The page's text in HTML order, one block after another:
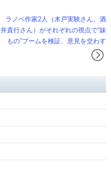
ラノベ作家2人（木戸実験さん、酒
井直行さん）がそれぞれの視点で“妹
もの”ブームを検証、意見を交わす